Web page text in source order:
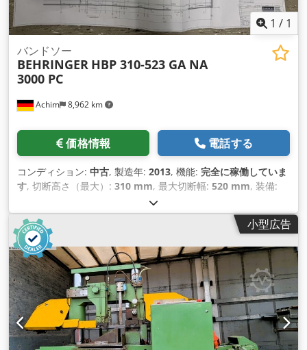
1 / 1
Achim 8,962 km
バンドソー
BEHRINGER HBP 310-523 GA NA
3000 PC
価格情報 電話する
コンディション: 中古, 製造年: 2013, 機能: 完全に稼働していま
す, 切断高さ（最大）: 310 mm, 最大切断幅: 520 mm, 装備:
CEマーキング, ドキュメント / マニュアル
小型広告